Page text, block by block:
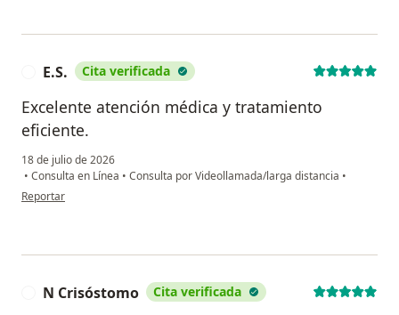
E.S. Cita verificada
Excelente atención médica y tratamiento
eficiente.
18 de julio de 2026
• Consulta en Línea • Consulta por Videollamada/larga distancia •
en opinión del usuario E.S.
Reportar
N Crisóstomo Cita verificada